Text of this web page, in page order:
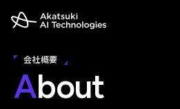
会社概要
About